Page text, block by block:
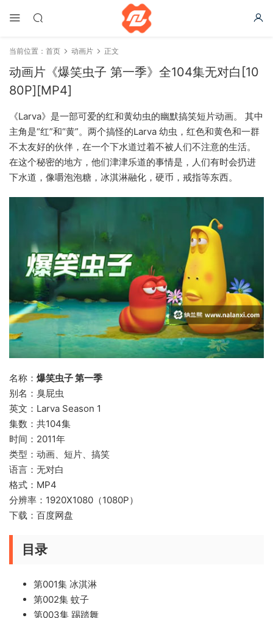
当前位置： 首页 动画片 正文
动画片《爆笑虫子 第一季》全104集无对白[10
80P][MP4]
《Larva》是一部可爱的红和黄幼虫的幽默搞笑短片动画。 其中
主角是“红”和“黄”。两个搞怪的Larva 幼虫，红色和黄色和一群
不太友好的伙伴，在一个下水道过着不被人们不注意的生活。
在这个秘密的地方，他们津津乐道的事情是，人们有时会扔进
下水道，像嚼泡泡糖，冰淇淋融化，硬币，戒指等东西。
名称： 爆笑虫子 第一季
别名：臭屁虫
英文：Larva Season 1
集数：共104集
时间：2011年
类型：动画、短片、搞笑
语言：无对白
格式：MP4
分辨率：1920X1080（1080P）
下载：百度网盘
目录
第001集 冰淇淋
第002集 蚊子
第003集 踢踏舞